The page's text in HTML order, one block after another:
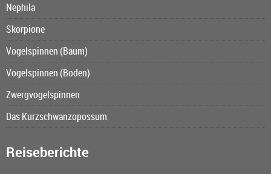
Nephila
Skorpione
Vogelspinnen (Baum)
Vogelspinnen (Boden)
Zwergvogelspinnen
Das Kurzschwanzopossum
Reiseberichte